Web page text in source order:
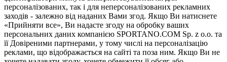
персоналізованих, так і для неперсоналізованих рекламних
заходів - залежно від наданих Вами згод. Якщо Ви натиснете
«Прийняти все», Ви надасте згоду на обробку ваших
персональних даних компанією SPORTANO.COM Sp. z o.o. та
її Довіреними партнерами, у тому числі на персоналізацію
реклами, що відображається на сайті та поза ним. Якщо Ви не